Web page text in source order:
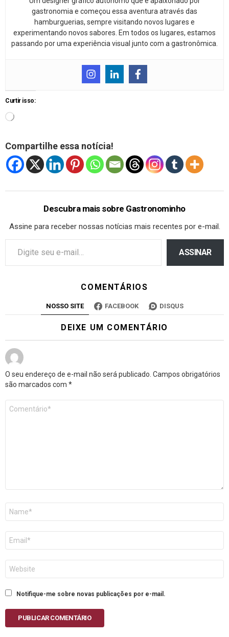
gastronomia e começou essa aventura através das
hamburguerias, sempre visitando novos lugares e
experimentando novos sabores. Em todos os lugares, estamos
passando por uma experiência visual junto com a gastronômica.
Curtir isso:
Compartilhe essa notícia!
Descubra mais sobre Gastronominho
Assine para receber nossas notícias mais recentes por e-mail.
ASSINAR
COMENTÁRIOS
NOSSO SITE FACEBOOK DISQUS
DEIXE UM COMENTÁRIO
O seu endereço de e-mail não será publicado. Campos obrigatórios
são marcados com *
mail
Notifique-me sobre novas publicações por e-mail.
PUBLICAR COMENTÁRIO